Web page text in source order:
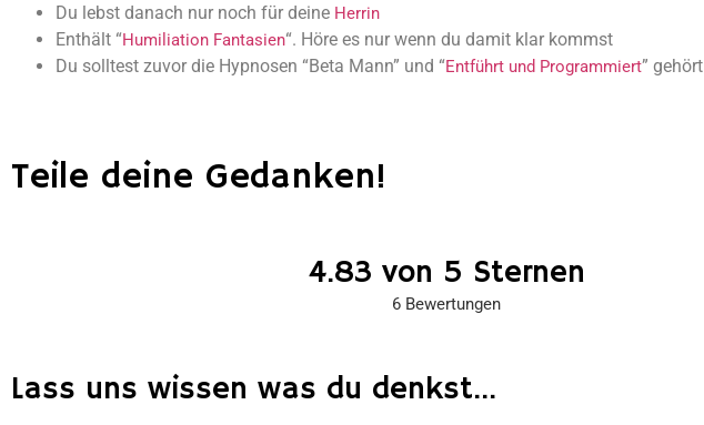
Du lebst danach nur noch für deine Herrin
Enthält “Humiliation Fantasien“. Höre es nur wenn du damit klar kommst
Du solltest zuvor die Hypnosen “Beta Mann” und “Entführt und Programmiert”
Teile deine Gedanken!
4.83 von 5 Sternen
6 Bewertungen
Lass uns wissen was du denkst...